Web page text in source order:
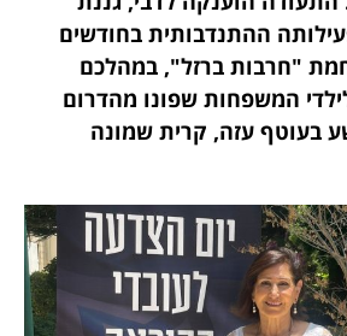
ההתנדבותית בחודשים
"חרבות ברזל", במהלכם
המשפחות שפונו מהדרום
בעוטף עזה, קרית שמונה